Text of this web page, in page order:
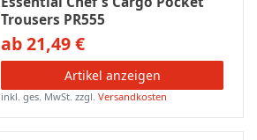
Trousers PR555
ab 21,49 €
Artikel anzeigen
inkl. ges. MwSt. zzgl.Versandkosten